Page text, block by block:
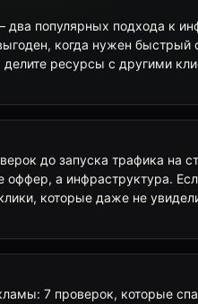
популярных подхода к
когда нужен быстрый
ресурсы с другими
до запуска трафика на
оффер, а инфраструктура.
которые даже не
7 проверок, которые